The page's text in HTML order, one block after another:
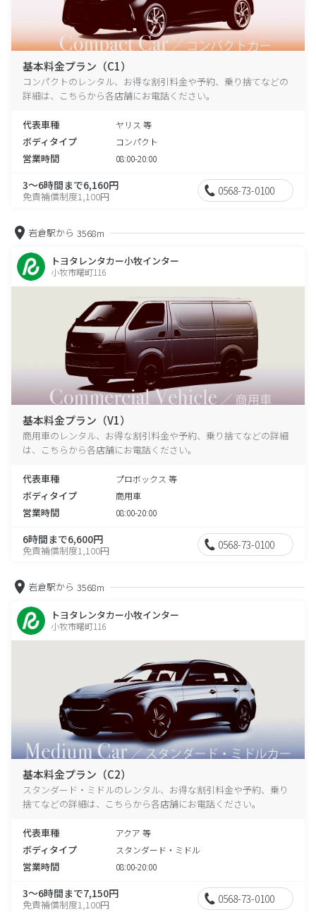
基本料金プラン（C1）
コンパクトのレンタル、お得な割引料金や予約、乗り捨てなどの
詳細は、こちらから各店舗にお電話ください。
代表車種 ヤリス 等
ボディタイプ コンパクト
営業時間 08:00-20:00
3～6時間まで6,160円
免責補償制度1,100円 0568-73-0100
岩倉駅から 3568m
トヨタレンタカー小牧インター
小牧市曙町116
基本料金プラン（V1）
商用車のレンタル、お得な割引料金や予約、乗り捨てなどの詳細
は、こちらから各店舗にお電話ください。
代表車種 プロボックス 等
ボディタイプ 商用車
営業時間 08:00-20:00
6時間まで6,600円
免責補償制度1,100円 0568-73-0100
岩倉駅から 3568m
トヨタレンタカー小牧インター
小牧市曙町116
基本料金プラン（C2）
スタンダード・ミドルのレンタル、お得な割引料金や予約、乗り
捨てなどの詳細は、こちらから各店舗にお電話ください。
代表車種 アクア 等
ボディタイプ スタンダード・ミドル
営業時間 08:00-20:00
3～6時間まで7,150円
免責補償制度1,100円 0568-73-0100